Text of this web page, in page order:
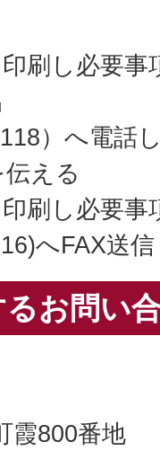
刷し必要
）へ電話
える
刷し必要
へFAX送信
お問い
霞800番地